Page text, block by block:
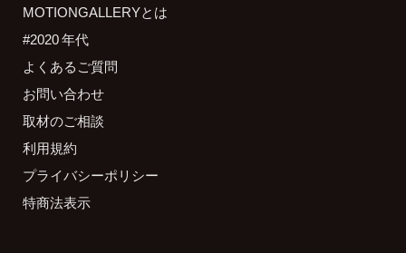
MOTIONGALLERYとは
#2020 年代
よくあるご質問
お問い合わせ
取材のご相談
利用規約
プライバシーポリシー
特商法表示